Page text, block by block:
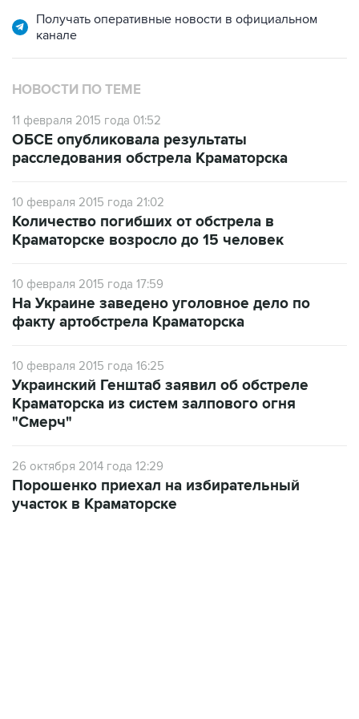
Получать оперативные новости в официальном
канале
НОВОСТИ ПО ТЕМЕ
11 февраля 2015 года 01:52
ОБСЕ опубликовала результаты
расследования обстрела Краматорска
10 февраля 2015 года 21:02
Количество погибших от обстрела в
Краматорске возросло до 15 человек
10 февраля 2015 года 17:59
На Украине заведено уголовное дело по
факту артобстрела Краматорска
10 февраля 2015 года 16:25
Украинский Генштаб заявил об обстреле
Краматорска из систем залпового огня
"Смерч"
26 октября 2014 года 12:29
Порошенко приехал на избирательный
участок в Краматорске